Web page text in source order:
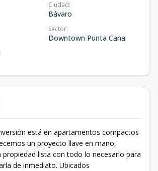
Ciudad:
Bávaro
Sector:
Downtown Punta Cana
:
está en apartamentos compactos
un proyecto llave en mano,
propiedad lista con todo lo necesario para
de inmediato. Ubicados